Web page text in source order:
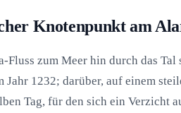
Knotenpunkt am
zum Meer hin durch das
Jahr 1232; darüber, auf einem
Tag, für den sich ein Verzicht